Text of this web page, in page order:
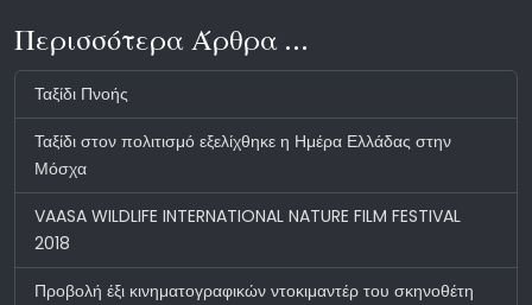
Περισσότερα Άρθρα …
Ταξίδι Πνοής
Ταξίδι στον πολιτισμό εξελίχθηκε η Ημέρα Ελλάδας στην
Μόσχα
VAASA WILDLIFE INTERNATIONAL NATURE FILM FESTIVAL
2018
Προβολή έξι κινηματογραφικών ντοκιμαντέρ του σκηνοθέτη